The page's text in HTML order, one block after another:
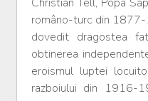
româno-turc din
dovedit dragostea
obtinerea
eroismul luptei
razboiului din 1916-